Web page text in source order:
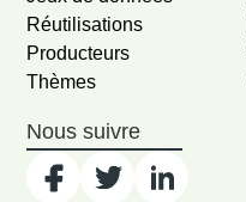
Réutilisations
Producteurs
Thèmes
Nous suivre